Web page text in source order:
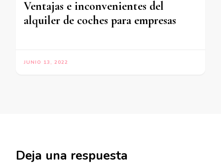
Ventajas e inconvenientes del
alquiler de coches para empresas
JUNIO 13, 2022
Deja una respuesta